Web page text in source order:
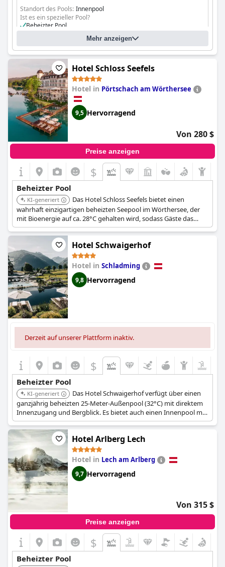
Standort des Pools: Innenpool
Ist es ein spezieller Pool?
Beheizter Pool
Mehr anzeigen
Hotel Schloss Seefels
Hotel in Pörtschach am Wörthersee
9,5 Hervorragend
Von 280 $
Preise anzeigen
$
Beheizter Pool
KI-generiert
Das Hotel Schloss Seefels bietet einen
wahrhaft einzigartigen beheizten Seepool im Wörthersee, der
mit Bioenergie auf ca. 28°C gehalten wird, sodass Gäste das
ganze Jahr über im See schwimmen können. Es umfasst einen
Steg mit Liegen und beheizte Boxen für warme Bademäntel
nach dem Schwimmen.Hotel Schwaigerhof
Hotel in Schladming
9,8 Hervorragend
Derzeit auf unserer Plattform inaktiv.
$
Beheizter Pool
KI-generiert
Das Hotel Schwaigerhof verfügt über einen
ganzjährig beheizten 25-Meter-Außenpool (32°C) mit direktem
Innenzugang und Bergblick. Es bietet auch einen Innenpool mit
Massagebänken und Nackendüsen, ergänzt durch einen
natürlichen Badeteich zum Abkühlen in den wärmeren
Monaten.
Hotel Arlberg Lech
Hotel in Lech am Arlberg
9,7 Hervorragend
Von 315 $
Preise anzeigen
$
Beheizter Pool